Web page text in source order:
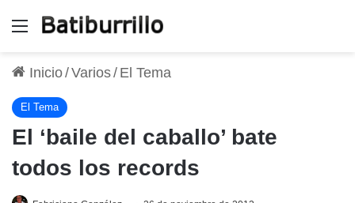
Menú
Inicio/Varios/ El Tema
El Tema
El ‘baile del caballo’ bate
todos los records